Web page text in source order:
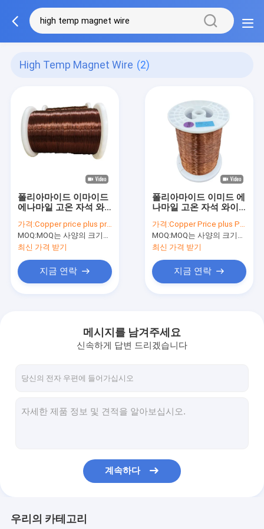
High Temp Magnet Wire (2)
폴리아마이드 이마이드
에나마일 고온 자석 와
가격:Copper price plus processing fee plus freight
MOQ:MOQ는 사양의 크기에 따라 다릅니다.
최신 가격 받기
지금 연락
폴리아마이드 이미드 에
나마일 고온 자석 와이
AWG 38-12
가격:Copper Price plus Processing Fee plus Freight
MOQ:MOQ는 사양의 크기에 따라 다릅니다.
최신 가격 받기
지금 연락
메시지를 남겨주세요
신속하게 답변 드리겠습니다
계속하다
우리의 카테고리